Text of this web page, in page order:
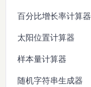
百分比增长率计算器
太阳位置计算器
样本量计算器
随机字符串生成器